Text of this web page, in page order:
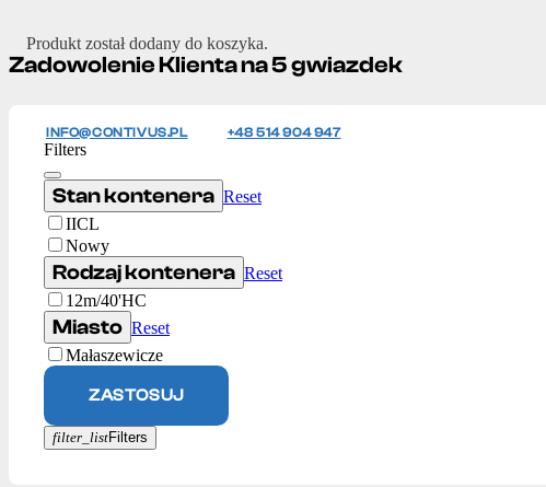
Produkt został dodany do koszyka.
INFO@CONTIVUS.PL +48 514 904 947
Zadowolenie Klienta na 5 gwiazdek
Filters
Stan kontenera Reset
IICL
Nowy
Rodzaj kontenera Reset
12m/40'HC
Miasto Reset
Małaszewicze
ZASTOSUJ
filter_listFilters